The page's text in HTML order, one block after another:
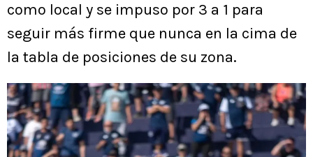
como local y se impuso por 3 a 1 para
seguir más firme que nunca en la cima de
la tabla de posiciones de su zona.